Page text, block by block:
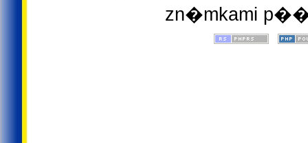
zn�mkami